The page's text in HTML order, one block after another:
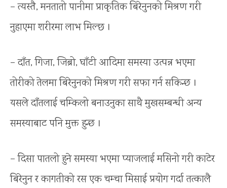
– त्यस्तै, मनतातो पानीमा प्राकृतिक बिरेनुनको मिश्रण गरी
नुहाएमा शरीरमा लाभ मिल्छ ।
– दाँत, गिजा, जिब्रो, घाँटी आदिमा समस्या उत्पन्न भएमा
तोरीको तेलमा बिरेनुनको मिश्रण गरी सफा गर्न सकिन्छ ।
यसले दाँतलाई चम्किलो बनाउनुका साथै मुखसम्बन्धी अन्य
समस्याबाट पनि मुक्त हुन्छ ।
– दिसा पातलो हुने समस्या भएमा प्याजलाई मसिनो गरी काटेर
बिरेनुन र कागतीको रस एक चम्चा मिसाई प्रयोग गर्दा तत्कालै